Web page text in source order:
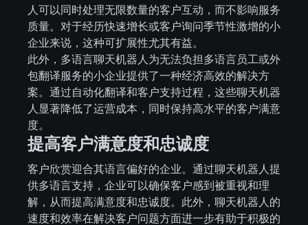
人可以同时处理无限数量的客户互动，而不影响服务
质量。对于经历快速增长或客户询问季节性激增的小
企业来说，这种可扩展性尤其有益。
此外，多语言聊天机器人为无法负担多语言员工或外
包翻译服务的小企业提供了一种经济高效的解决方
案。通过自动化翻译和客户支持过程，这些聊天机器
人显著降低了运营成本，同时保持高水平的客户满意
度。
提高客户满意度和忠诚度
客户欣赏迎合其语言偏好的企业。通过聊天机器人提
供多语言支持，企业可以确保客户感到被重视和理
解，从而提高满意度和忠诚度。此外，聊天机器人的
速度和效率在解决客户问题方面进一步有助于积极的